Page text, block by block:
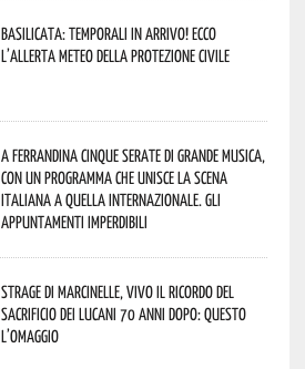
Basilicata: temporali in arrivo! Ecco
l’allerta meteo della Protezione civile
A Ferrandina cinque serate di grande musica,
con un programma che unisce la scena
italiana a quella internazionale. Gli
appuntamenti imperdibili
Strage di Marcinelle, vivo il ricordo del
sacrificio dei lucani 70 anni dopo: questo
l’omaggio